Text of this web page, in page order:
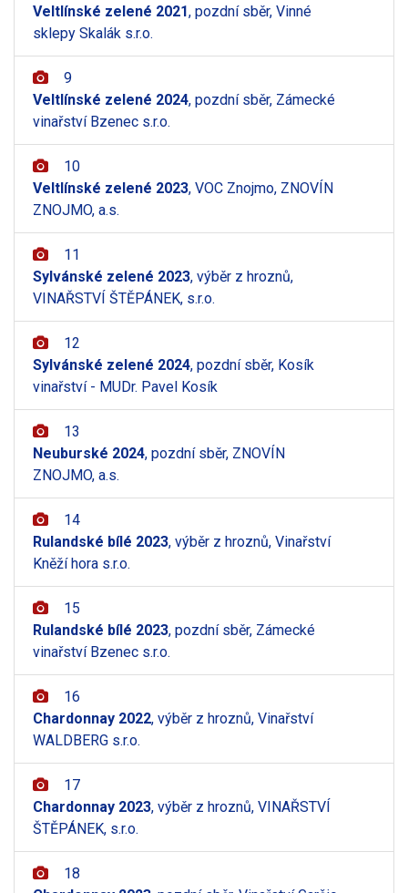
Veltlínské zelené 2021, pozdní sběr, Vinné
sklepy Skalák s.r.o.
9
Veltlínské zelené 2024, pozdní sběr, Zámecké
vinařství Bzenec s.r.o.
10
Veltlínské zelené 2023, VOC Znojmo, ZNOVÍN
ZNOJMO, a.s.
11
Sylvánské zelené 2023, výběr z hroznů,
VINAŘSTVÍ ŠTĚPÁNEK, s.r.o.
12
Sylvánské zelené 2024, pozdní sběr, Kosík
vinařství - MUDr. Pavel Kosík
13
Neuburské 2024, pozdní sběr, ZNOVÍN
ZNOJMO, a.s.
14
Rulandské bílé 2023, výběr z hroznů, Vinařství
Kněží hora s.r.o.
15
Rulandské bílé 2023, pozdní sběr, Zámecké
vinařství Bzenec s.r.o.
16
Chardonnay 2022, výběr z hroznů, Vinařství
WALDBERG s.r.o.
17
Chardonnay 2023, výběr z hroznů, VINAŘSTVÍ
ŠTĚPÁNEK, s.r.o.
18